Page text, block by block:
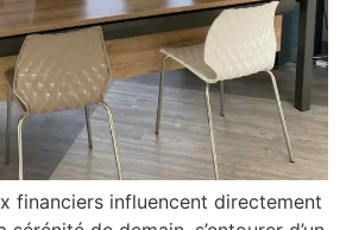
financiers influencent directement